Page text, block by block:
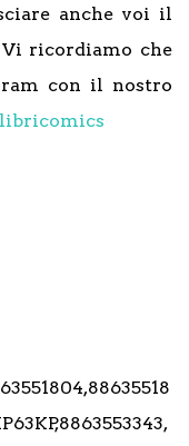
anche voi il
ricordiamo che
con il nostro